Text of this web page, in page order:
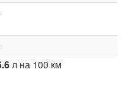
л на 100 км